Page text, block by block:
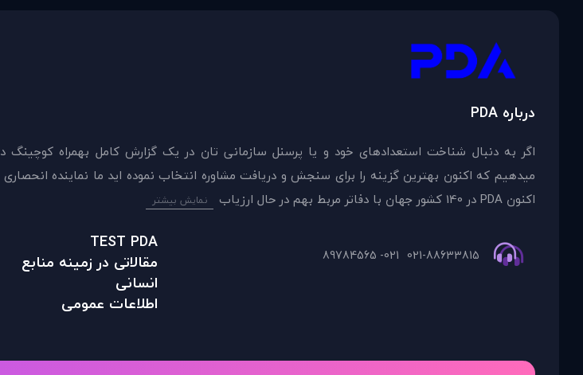
درباره PDA
اگر به دنبال شناخت استعدادهای خود و یا پرسنل سازمانی تان در يک گزارش کامل بهمراه
اکنون PDA در 140 کشور جهان با دفاتر مربط بهم در حال ارزیاب
نمایش بیشتر
021-88633815
021- 89784565
TEST PDA
مقالاتی در زمينه منابع
انسانی
اطلاعات عمومی